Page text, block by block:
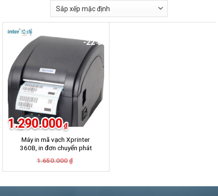
-22%
Máy in mã vạch Xprinter
360B, in đơn chuyển phát
VNpost, Best, J&T
1.650.000 ₫
là:
1.290.000 ₫
tại
1.290.000₫.